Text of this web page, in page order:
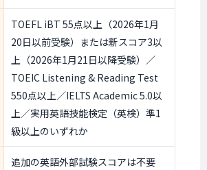
TOEFL iBT 55点以上（2026年1月
20日以前受験）または新スコア3以
上（2026年1月21日以降受験）／
TOEIC Listening & Reading Test
550点以上／IELTS Academic 5.0以
上／実用英語技能検定（英検）準1
級以上のいずれか
追加の英語外部試験スコアは不要